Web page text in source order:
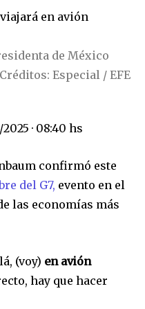
de México
Créditos: Especial / EFE
2025 · 08:40 hs
confirmó este
del G7, evento en el
las economías más
(voy) en avión
hay que hacer